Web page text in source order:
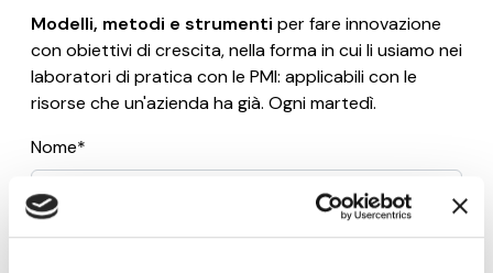
Modelli, metodi e strumenti per fare innovazione
con obiettivi di crescita, nella forma in cui li usiamo nei
laboratori di pratica con le PMI: applicabili con le
risorse che un'azienda ha già. Ogni martedì.
Nome*
e-Mail*